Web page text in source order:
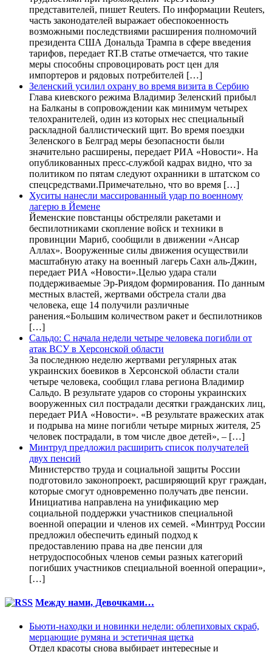
представителей, пишет Reuters. По информации Reuters,
часть законодателей выражает обеспокоенность
возможными последствиями расширения полномочий
президента США Дональда Трампа в сфере введения
тарифов, передает RT.В статье отмечается, что такие
меры способны спровоцировать рост цен для
импортеров и рядовых потребителей […]
Зеленский усилил охрану во время визита в Сербию
Глава киевского режима Владимир Зеленский прибыл
на Балканы в сопровождении как минимум четырех
телохранителей, один из которых нес специальный
раскладной баллистический щит. Во время поездки
Зеленского в Белград меры безопасности были
значительно расширены, передает РИА «Новости». На
опубликованных пресс-службой кадрах видно, что за
политиком по пятам следуют охранники в штатском со
спецсредствами.Примечательно, что во время […]
Хуситы нанесли массированный удар по военному
лагерю в Йемене
Йеменские повстанцы обстреляли ракетами и
беспилотниками скопление войск и техники в
провинции Мариб, сообщили в движении «Ансар
Аллах». Вооруженные силы движения осуществили
масштабную атаку на военный лагерь Сахн аль-Джин,
передает РИА «Новости».Целью удара стали
поддерживаемые Эр-Риядом формирования. По данным
местных властей, жертвами обстрела стали два
человека, еще 14 получили различные
ранения.«Большим количеством ракет и беспилотников
[…]
Сальдо: С начала недели четыре человека погибли от
атак ВСУ в Херсонской области
За последнюю неделю жертвами регулярных атак
украинских боевиков в Херсонской области стали
четыре человека, сообщил глава региона Владимир
Сальдо. В результате ударов со стороны украинских
вооруженных сил пострадали десятки гражданских лиц,
передает РИА «Новости». «В результате вражеских атак
и подрыва на мине погибли четыре мирных жителя, 25
человек пострадали, в том числе двое детей», – […]
Минтруд предложил расширить список получателей
двух пенсий
Министерство труда и социальной защиты России
подготовило законопроект, расширяющий круг граждан,
которые смогут одновременно получать две пенсии.
Инициатива направлена на унификацию мер
социальной поддержки участников специальной
военной операции и членов их семей. «Минтруд России
предложил обеспечить единый подход к
предоставлению права на две пенсии для
нетрудоспособных членов семьи разных категорий
погибших участников специальной военной операции»,
[…]
Между нами, Девочками…
Бьюти-находки и новинки недели: облепиховых скраб,
мерцающие румяна и эстетичная щетка
Отдел красоты снова выбирает интересные и